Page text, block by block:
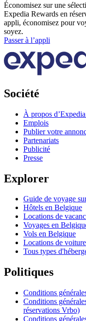
Économisez sur une
Expedia Rewards en
appli, économisez pour
soyez.
Passer à l’appli
Société
À propos
Emplois
Publier votre
Partenariats
Publicité
Presse
Explorer
Guide de voyage
Hôtels en Belgique
Locations de
Voyages en
Vols en Belgique
Locations de
Tous types
Politiques
Conditions
Conditions
réservations Vrbo)
Conditions